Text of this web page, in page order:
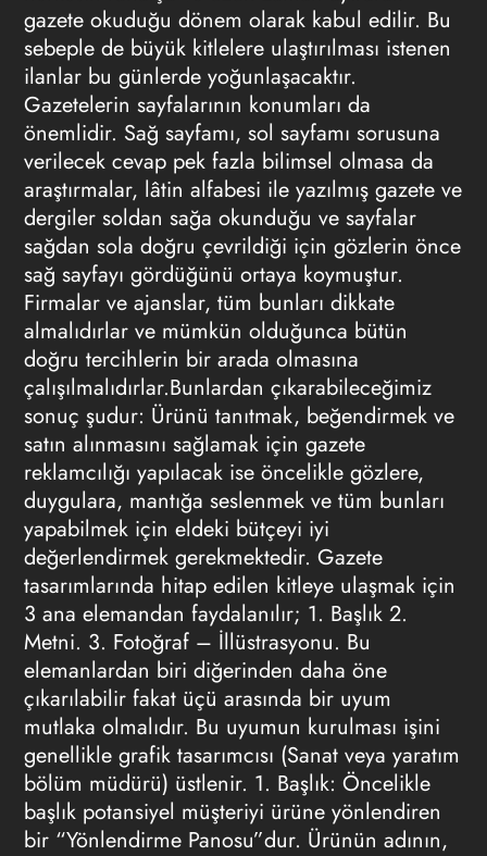
gazete okuduğu dönem olarak kabul edilir. Bu
sebeple de büyük kitlelere ulaştırılması istenen
ilanlar bu günlerde yoğunlaşacaktır.
Gazetelerin sayfalarının konumları da
önemlidir. Sağ sayfamı, sol sayfamı sorusuna
verilecek cevap pek fazla bilimsel olmasa da
araştırmalar, lâtin alfabesi ile yazılmış gazete ve
dergiler soldan sağa okunduğu ve sayfalar
sağdan sola doğru çevrildiği için gözlerin önce
sağ sayfayı gördüğünü ortaya koymuştur.
Firmalar ve ajanslar, tüm bunları dikkate
almalıdırlar ve mümkün olduğunca bütün
doğru tercihlerin bir arada olmasına
çalışılmalıdırlar.Bunlardan çıkarabileceğimiz
sonuç şudur: Ürünü tanıtmak, beğendirmek ve
satın alınmasını sağlamak için gazete
reklamcılığı yapılacak ise öncelikle gözlere,
duygulara, mantığa seslenmek ve tüm bunları
yapabilmek için eldeki bütçeyi iyi
değerlendirmek gerekmektedir. Gazete
tasarımlarında hitap edilen kitleye ulaşmak için
3 ana elemandan faydalanılır; 1. Başlık 2.
Metni. 3. Fotoğraf – İllüstrasyonu. Bu
elemanlardan biri diğerinden daha öne
çıkarılabilir fakat üçü arasında bir uyum
mutlaka olmalıdır. Bu uyumun kurulması işini
genellikle grafik tasarımcısı (Sanat veya yaratım
bölüm müdürü) üstlenir. 1. Başlık: Öncelikle
başlık potansiyel müşteriyi ürüne yönlendiren
bir “Yönlendirme Panosu”dur. Ürünün adının,